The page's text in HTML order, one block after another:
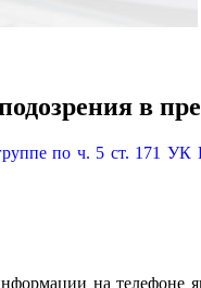
в
группе по ч. 5 ст. 171
на телефоне